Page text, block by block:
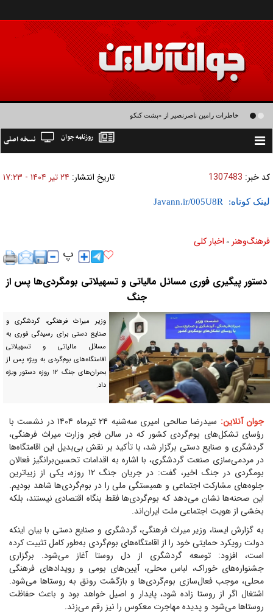
خاطرات رامین ناصرنصیر از «پشت‌ کنکوری‌ها» و رضا داوودنژاد: رضا کودک درون فعالی
Toggle
نسخه اصلی روزنامه جوان
کد خبر: 1307483 تاریخ انتشار: ۲۴ تير ۱۴۰۴ - ۱۷:۲۳
لینک کوتاه:
فرهنگ‌و‌هنر » اخبار كلی
دستور پیگیری فوری مسائل مالیاتی و تسهیلاتی بومگردی‌ها پس از
جنگ
وزیر میراث فرهنگی، گردشگری و
صنایع دستی برای رسیدگی فوری به
مسائل مالیاتی و تسهیلاتی
اقامتگاه‌های بوم‌گردی به ویژه پس از
بحران‌های جنگ ۱۲ روزه دستور ویژه
داد.
جوان آنلاین:
سیدرضا صالحی امیری سه‌شنبه ۲۴ تیرماه ۱۴۰۴ در نشست با
رؤسای تشکل‌های بوم‌گردی کشور که در سالن فجر وزارت میراث فرهنگی،
گردشگری و صنایع دستی برگزار شد، با تأکید بر نقش بی‌بدیل این اقامتگاه‌ها
در مردمی‌سازی صنعت گردشگری، با اشاره به اقدامات تحسین‌برانگیز فعالان
بومگردی در جنگ اخیر، گفت: در جریان جنگ ۱۲ روزه، یکی از زیباترین
جلوه‌های مشارکت اجتماعی و همبستگی ملی را در بوم‌گردی‌ها شاهد بودیم.
این صحنه‌ها نشان می‌دهد که بوم‌گردی‌ها فقط بنگاه اقتصادی نیستند، بلکه
بخشی از هویت اجتماعی ملت ایران‌اند.
به گزارش ایسنا، وزیر میراث فرهنگی، گردشگری و صنایع دستی با بیان اینکه
دولت رویکرد حمایتی خود را از اقامتگاه‌های بوم‌گردی به‌طور کامل تثبیت کرده
است، افزود: توسعه گردشگری از دل روستا آغاز می‌شود. برگزاری
جشنواره‌های خوراک، لباس محلی، آیین‌های بومی و رویداد‌های فرهنگی
محلی، موجب فعال‌سازی بوم‌گردی‌ها و بازگشت رونق به روستا‌ها می‌شود.
اشتغال اگر از روستا زاده شود، پایدار و اصیل خواهد بود و باعث حفاظت
روستا‌ها می‌شود و پدیده مهاجرت معکوس را نیز رقم می‌زند.